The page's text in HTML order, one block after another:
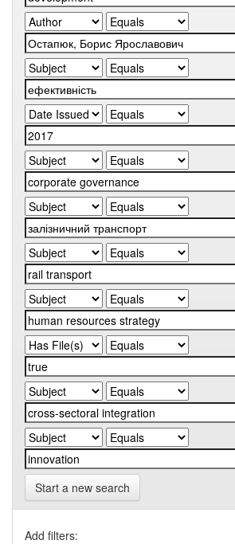
Start a new search
Add filters: